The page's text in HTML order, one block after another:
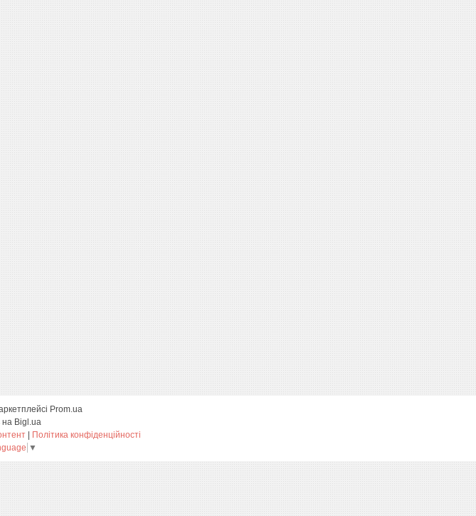
Prom.ua
Bigl.ua
| Політика конфіденційності
▼